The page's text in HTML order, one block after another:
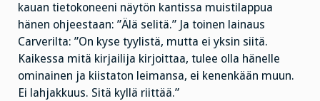
kauan tietokoneeni näytön kantissa muistilappua
hänen ohjeestaan: ”Älä selitä.” Ja toinen lainaus
Carverilta: ”On kyse tyylistä, mutta ei yksin siitä.
Kaikessa mitä kirjailija kirjoittaa, tulee olla hänelle
ominainen ja kiistaton leimansa, ei kenenkään muun.
Ei lahjakkuus. Sitä kyllä riittää.”